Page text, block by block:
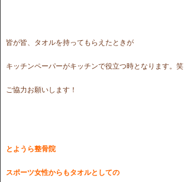
皆が皆、タオルを持ってもらえたときが
キッチンペーパーがキッチンで役立つ時となります。笑
ご協力お願いします！
とようら整骨院
スポーツ女性からもタオルとしての